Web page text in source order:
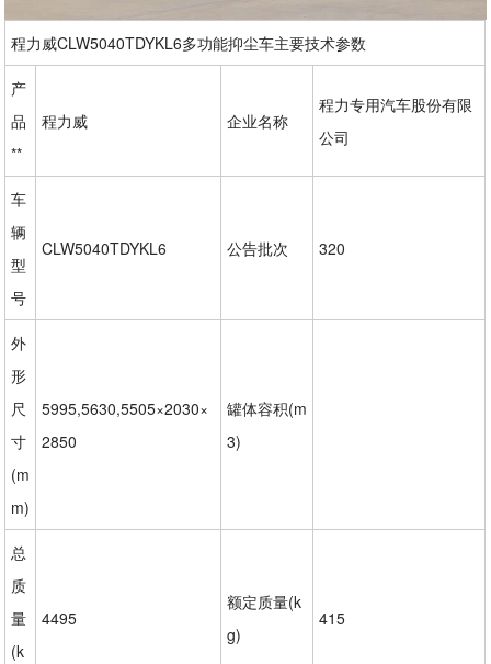
程力威CLW5040TDYKL6多功能抑尘车主要技术参数
产
品
**
程力威 企业名称
程力专用汽车股份有限
公司
车
辆
型
号
CLW5040TDYKL6 公告批次 320
外
形
尺
寸
(m
m)
5995,5630,5505×2030×
2850
罐体容积(m
3)
总
质
量
(k
4495
额定质量(k
g)
415